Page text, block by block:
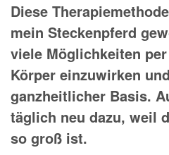
Diese
mein Steckenpferd
viele Möglichkeiten
Körper einzuwirken
ganzheitlicher Basis.
täglich neu dazu, weil
so groß ist.